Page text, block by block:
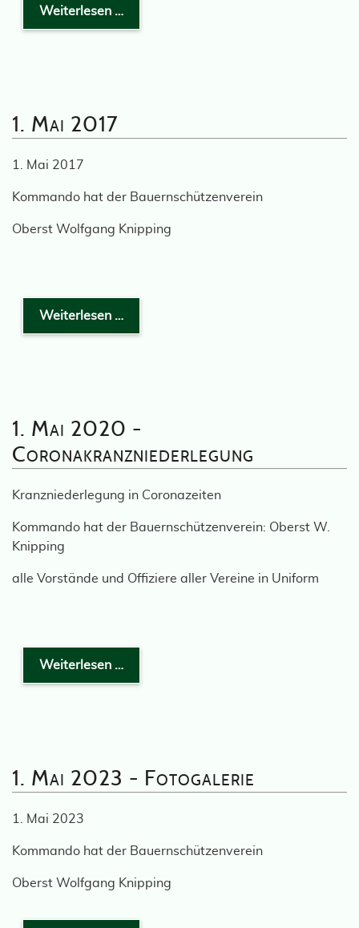
Weiterlesen …
1. Mai 2017
1. Mai 2017
Kommando hat der Bauernschützenverein
Oberst Wolfgang Knipping
Weiterlesen …
1. Mai 2020 -
Coronakranzniederlegung
Kranzniederlegung in Coronazeiten
Kommando hat der Bauernschützenverein: Oberst W.
Knipping
alle Vorstände und Offiziere aller Vereine in Uniform
Weiterlesen …
1. Mai 2023 - Fotogalerie
1. Mai 2023
Kommando hat der Bauernschützenverein
Oberst Wolfgang Knipping